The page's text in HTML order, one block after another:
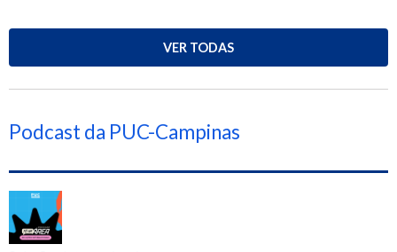
VER TODAS
Podcast da PUC-Campinas